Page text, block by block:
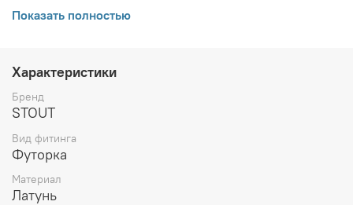
— обеспечить переход от одного диаметра резьбы к
характеристики, информация о комплекте поставки,
габаритах, внешнем виде и цвете, стране производства
и основываются на последних доступных сведениях от
производителя. Производитель оставляет за собой
вносить изменения в дизайн и технические
характеристики, не ухудшающие потребительских
свойств товара.
Показать полностью
Характеристики
Бренд
STOUT
Вид фитинга
Футорка
Материал
Латунь